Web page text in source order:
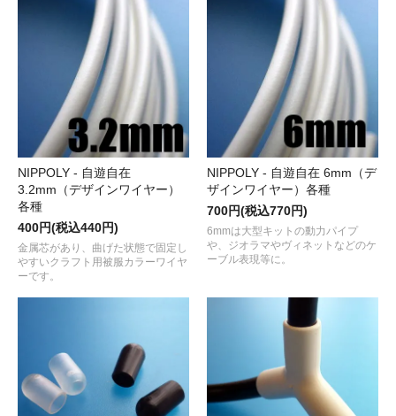
NIPPOLY - 自遊自在
3.2mm（デザインワイヤー）
各種
400円(税込440円)
金属芯があり、曲げた状態で固定し
やすいクラフト用被服カラーワイヤ
ーです。
NIPPOLY - 自遊自在 6mm（デ
ザインワイヤー）各種
700円(税込770円)
6mmは大型キットの動力パイプ
や、ジオラマやヴィネットなどのケ
ーブル表現等に。